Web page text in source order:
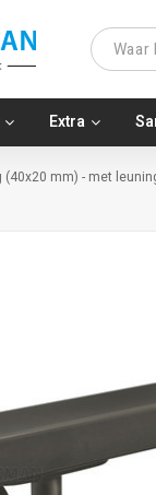
Extra
mm) - met